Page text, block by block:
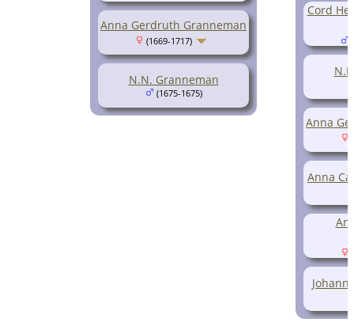
Anna Gerdruth Granneman
(1669-1717)
N.N. Granneman
(1675-1675)
Cord
Anna
Anna